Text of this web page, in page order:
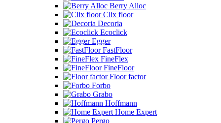
Berry Alloc
Clix floor
Decoria
Ecoclick
Egger
FastFloor
FineFlex
FineFloor
Floor factor
Forbo
Grabo
Hoffmann
Home Expert
Pergo